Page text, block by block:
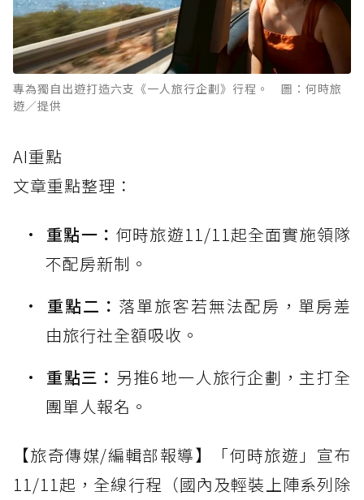
專為獨自出遊打造六支《一人旅行企劃》行程。 圖：何時旅
遊／提供
AI重點
文章重點整理：
重點一： 何時旅遊11/11起全面實施領隊
不配房新制。
重點二： 落單旅客若無法配房，單房差
由旅行社全額吸收。
重點三： 另推6地一人旅行企劃，主打全
團單人報名。
【旅奇傳媒/編輯部報導】「何時旅遊」宣布
11/11起，全線行程（國內及輕裝上陣系列除